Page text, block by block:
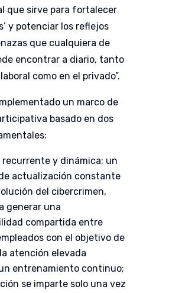
que sirve para fortalecer
y potenciar los reflejos
que cualquiera de
encontrar a diario, tanto
como en el privado”.
un marco de
basado en dos
recurrente y dinámica: un
actualización constante
del cibercrimen,
generar una
compartida entre
con el objetivo de
atención elevada
entrenamiento continuo;
se imparte solo una vez